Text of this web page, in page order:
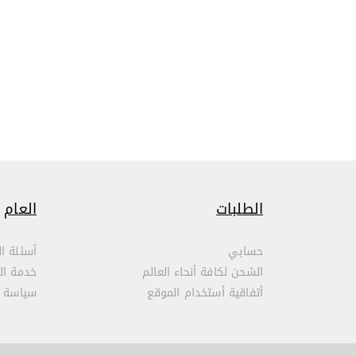
الطلبات
حسابي
الشحن لكافة أنحاء العالم
أتفاقية أستخدام الموقع
العام
أسئلة
خدمة
سياسة